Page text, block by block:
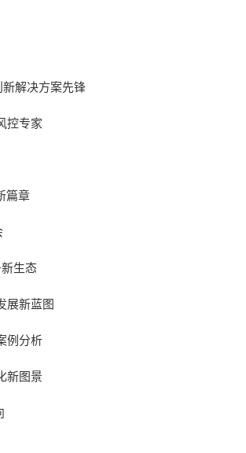
解决方案先锋
控专家
篇章
生态
展新蓝图
例分析
新图景